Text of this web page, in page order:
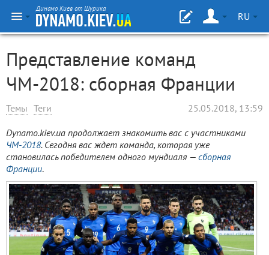
Динамо Киев от Шурика
RU
Представление команд
ЧМ-2018: сборная Франции
Темы Теги 25.05.2018, 13:59
Dynamo.kiev.ua продолжает знакомить вас с участниками
ЧМ-2018. Сегодня вас ждет команда, которая уже
становилась победителем одного мундиаля — сборная
Франции.